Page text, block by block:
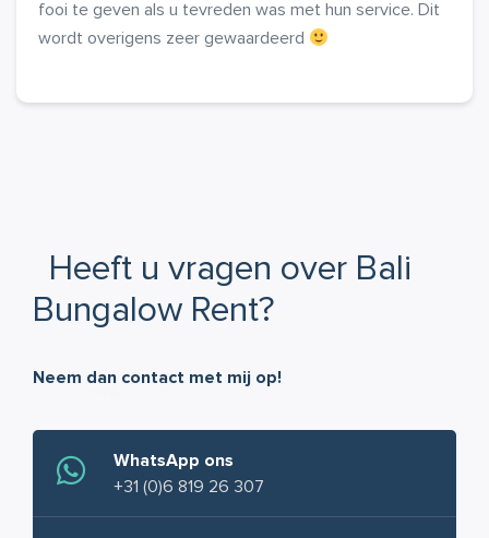
fooi te geven als u tevreden was met hun service. Dit
wordt overigens zeer gewaardeerd
Heeft u vragen over Bali
Bungalow Rent?
Neem dan contact met mij op!
WhatsApp ons
+31 (0)6 819 26 307